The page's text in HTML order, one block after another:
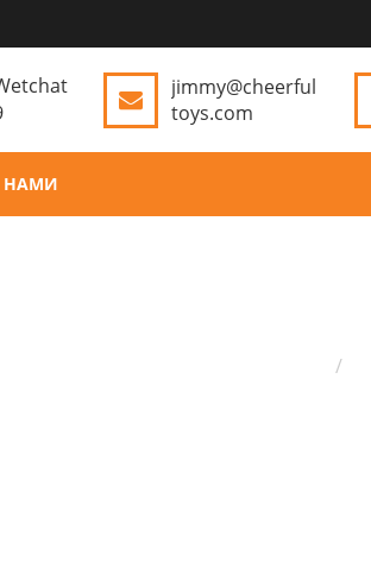
jimmy@cheerful
toys.com
НАМИ